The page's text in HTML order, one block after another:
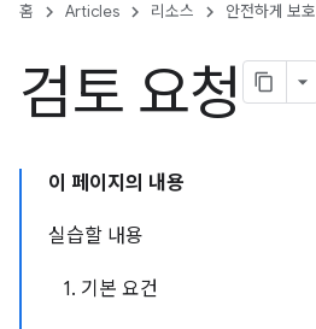
홈 Articles 리소스 안전하게 보호
검토 요청
이 페이지의 내용
실습할 내용
1. 기본 요건